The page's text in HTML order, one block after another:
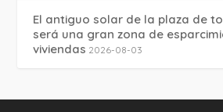
El antiguo solar de la plaza de
será una gran zona de
viviendas 2026-08-03